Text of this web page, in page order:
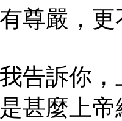
尊嚴，
告訴你
甚麼上